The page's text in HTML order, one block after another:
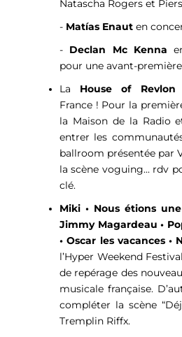
Natascha Rogers et
- Matías Enaut en
- Declan Mc Kenna
pour une avant-
La House of Revlon
France ! Pour la
la Maison de la Radio
entrer les
ballroom présentée par
la scène voguing... rdv
clé.
Miki • Nous étions
Jimmy Magardeau •
• Oscar les vacances •
l’Hyper Weekend
de repérage des
musicale française.
compléter la scène
Tremplin Riffx.